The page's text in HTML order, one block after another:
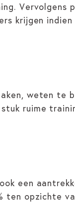
Vervolgens
krijgen
weten te
ruime
een
opzichte